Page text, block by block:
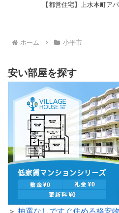
【都営住宅】上水本町ア
ホーム 小平市
安い部屋を探す